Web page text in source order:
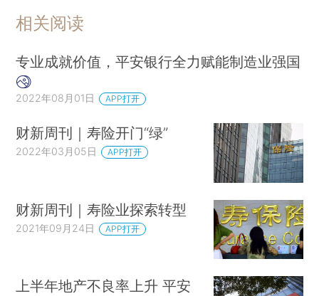
相关阅读
专业成就价值，平安银行全力赋能制造业强国
2022年08月01日 APP打开
财新周刊｜寿险开门“绿”
2022年03月05日 APP打开
财新周刊｜寿险业探索转型
2021年09月24日 APP打开
上半年地产不良率上升 平安